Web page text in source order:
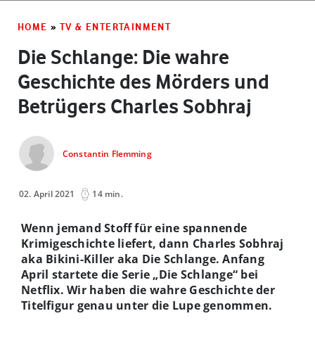
HOME » TV & ENTERTAINMENT
Die Schlange: Die wahre
Geschichte des Mörders und
Betrügers Charles Sobhraj
Constantin Flemming
02. April 2021 14 min.
Wenn jemand Stoff für eine spannende
Krimigeschichte liefert, dann Charles Sobhraj
aka Bikini-Killer aka Die Schlange. Anfang
April startete die Serie „Die Schlange“ bei
Netflix. Wir haben die wahre Geschichte der
Titelfigur genau unter die Lupe genommen.